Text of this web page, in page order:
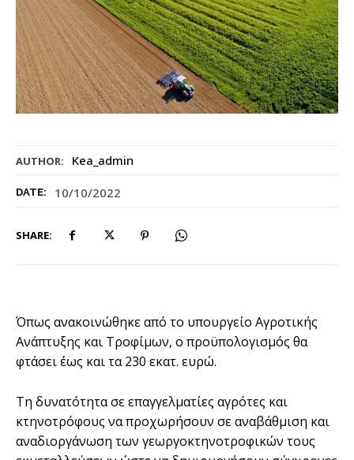
AUTHOR: Kea_admin
DATE: 10/10/2022
SHARE:
Όπως ανακοινώθηκε από το υπουργείο Αγροτικής
Ανάπτυξης και Τροφίμων, ο προϋπολογισμός θα
φτάσει έως και τα 230 εκατ. ευρώ.
Τη δυνατότητα σε επαγγελματίες αγρότες και
κτηνοτρόφους να προχωρήσουν σε αναβάθμιση και
αναδιοργάνωση των γεωργοκτηνοτροφικών τους